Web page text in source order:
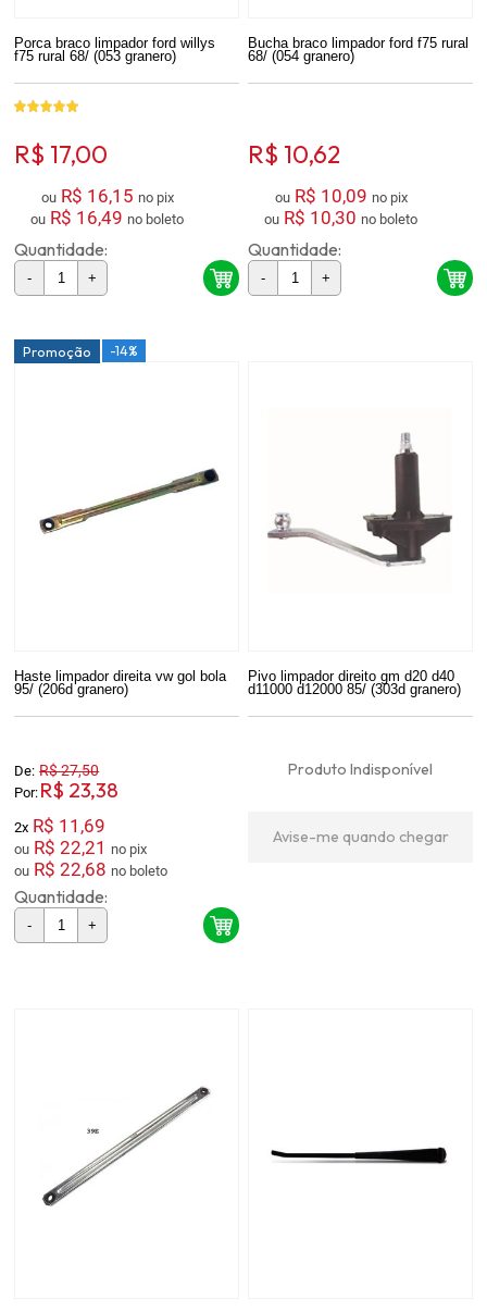
Porca braco limpador ford willys
f75 rural 68/ (053 granero)
R$ 17,00
ou R$ 16,15
no pix
ou R$ 16,49 no boleto
Quantidade:
- +
Bucha braco limpador ford f75 rural
68/ (054 granero)
R$ 10,62
ou R$ 10,09
no pix
ou R$ 10,30 no boleto
Quantidade:
- +
Promoção -14%
Haste limpador direita vw gol bola
95/ (206d granero)
De: R$ 27,50
Por: R$ 23,38
2x R$ 11,69
ou R$ 22,21
no pix
ou R$ 22,68 no boleto
Quantidade:
- +
Pivo limpador direito gm d20 d40
d11000 d12000 85/ (303d granero)
Produto Indisponível
Avise-me quando chegar